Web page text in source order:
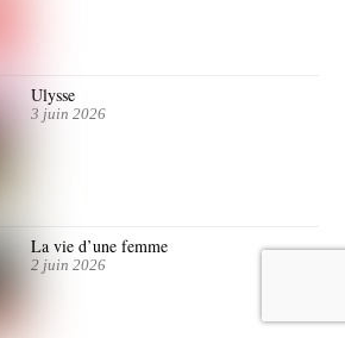
Ulysse
3 juin 2026
La vie d’une femme
2 juin 2026